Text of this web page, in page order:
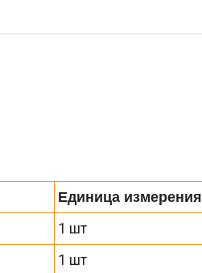
Единица измерения
1 шт
1 шт